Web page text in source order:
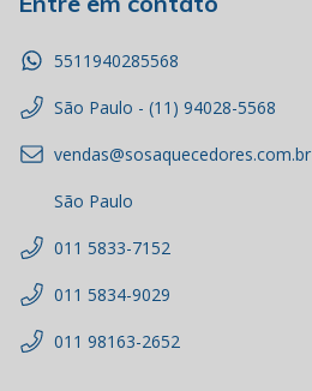
5511940285568
São Paulo - (11) 94028-5568
vendas@sosaquecedores.com.br
São Paulo
011 5833-7152
011 5834-9029
011 98163-2652